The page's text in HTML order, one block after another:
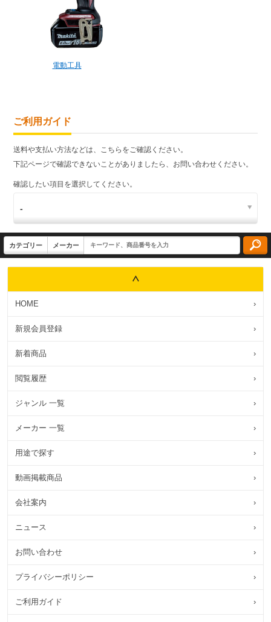
電動工具
ご利用ガイド
送料や支払い方法などは、こちらをご確認ください。
下記ページで確認できないことがありましたら、お問い合わせください。
確認したい項目を選択してください。
HOME ›
新規会員登録 ›
新着商品 ›
閲覧履歴 ›
ジャンル 一覧 ›
メーカー 一覧 ›
用途で探す ›
動画掲載商品 ›
会社案内 ›
ニュース ›
お問い合わせ ›
プライバシーポリシー ›
ご利用ガイド ›